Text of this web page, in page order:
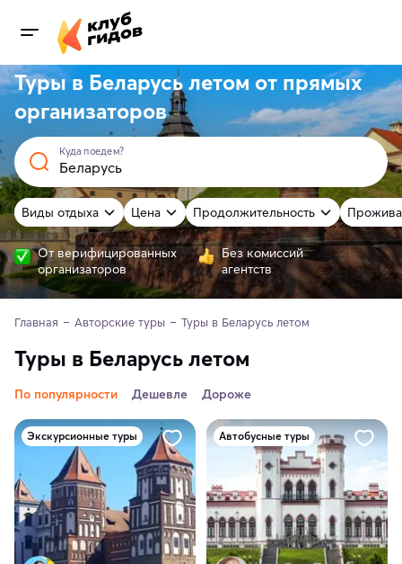
Туры в Беларусь летом от прямых
организаторов
Куда поедем?
Виды отдыха Цена Продолжительность
От верифицированных
организаторов
Без комиссий
агентств
Главная Авторские туры Туры в Беларусь летом
Туры в Беларусь летом
По популярности Дешевле Дороже
Экскурсионные туры Автобусные туры